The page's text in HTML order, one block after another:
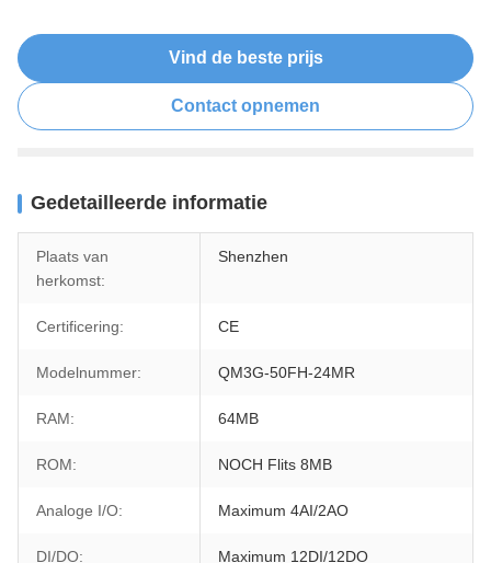
Vind de beste prijs
Contact opnemen
Gedetailleerde informatie
Plaats van
herkomst:
Shenzhen
Certificering: CE
Modelnummer: QM3G-50FH-24MR
RAM: 64MB
ROM: NOCH Flits 8MB
Analoge I/O: Maximum 4AI/2AO
DI/DO: Maximum 12DI/12DO